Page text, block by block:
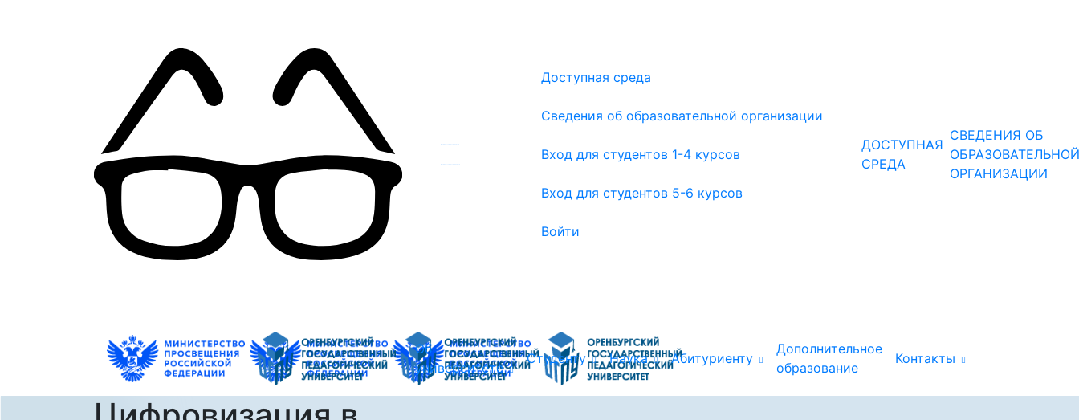
Доступная среда
Сведения об образовательной организации
Вход для студентов 1-4 курсов
Вход для студентов 5-6 курсов
Войти
ДОСТУПНАЯ
СРЕДА
СВЕДЕНИЯ ОБ
ОБРАЗОВАТЕЛЬНОЙ
ОРГАНИЗАЦИИ
Об
университете
Студенту Наука Абитуриенту
Дополнительное
образование
Контакты